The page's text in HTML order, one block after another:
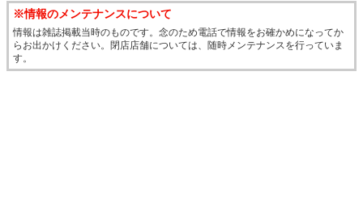
※情報のメンテナンスについて
情報は雑誌掲載当時のものです。念のため電話で情報をお確かめになってか
らお出かけください。閉店店舗については、随時メンテナンスを行っていま
す。